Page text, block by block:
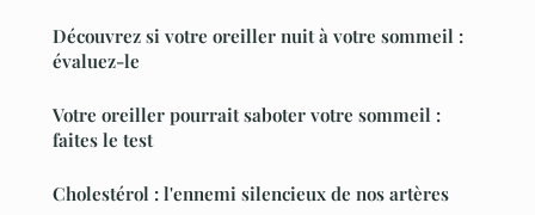
Découvrez si votre oreiller nuit à votre sommeil :
évaluez-le
Votre oreiller pourrait saboter votre sommeil :
faites le test
Cholestérol : l'ennemi silencieux de nos artères